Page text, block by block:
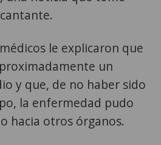
le explicaron que
un
y que, de no haber sido
la enfermedad pudo
hacia otros órganos.